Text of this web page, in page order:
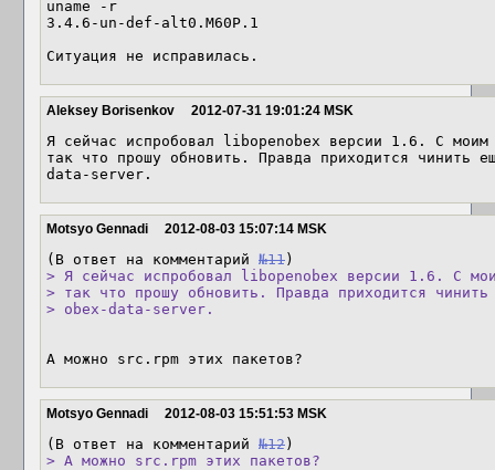
uname -r
3.4.6-un-def-alt0.M60P.1
Ситуация не исправилась.
Aleksey Borisenkov 2012-07-31 19:01:24 MSK
Я сейчас испробовал libopenobex версии 1.6. С моим
так что прошу обновить. Правда приходится чинить
data-server.
Motsyo Gennadi 2012-08-03 15:07:14 MSK
(В ответ на комментарий №11
> Я сейчас испробовал libopenobex версии 1.6. С
> так что прошу обновить. Правда приходится
> obex-data-server.
А можно src.rpm этих пакетов?
Motsyo Gennadi 2012-08-03 15:51:53 MSK
(В ответ на комментарий №12
> А можно src.rpm этих пакетов?